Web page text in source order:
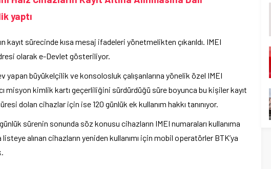
yaptı
kayıt sürecinde kısa mesaj ifadeleri yönetmelikten çıkarıldı. IMEI
olarak e-Devlet gösteriliyor.
yapan büyükelçilik ve konsolosluk çalışanlarına yönelik özel IMEI
misyon kimlik kartı geçerliliğini sürdürdüğü süre boyunca bu kişiler kayıt
dolan cihazlar için ise 120 günlük ek kullanım hakkı tanınıyor.
sürenin sonunda söz konusu cihazların IMEI numaraları kullanıma
alınan cihazların yeniden kullanımı için mobil operatörler BTK’ya